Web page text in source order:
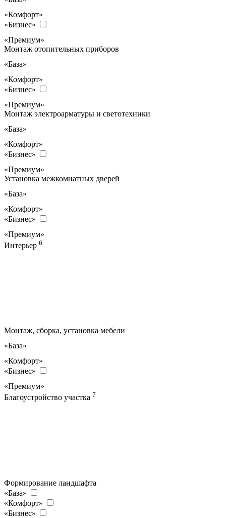
«Комфорт»
«Бизнес»
«Премиум»
Монтаж отопительных приборов
«База»
«Комфорт»
«Бизнес»
«Премиум»
Монтаж электроарматуры и светотехники
«База»
«Комфорт»
«Бизнес»
«Премиум»
Установка межкомнатных дверей
«База»
«Комфорт»
«Бизнес»
«Премиум»
Интерьер 6
Монтаж, сборка, установка мебели
«База»
«Комфорт»
«Бизнес»
«Премиум»
Благоустройство участка 7
Формирование ландшафта
«База»
«Комфорт»
«Бизнес»